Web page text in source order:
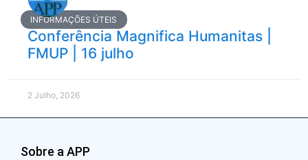
INFORMAÇÕES ÚTEIS
Conferência Magnifica Humanitas |
FMUP | 16 julho
2 Julho, 2026
Sobre a APP